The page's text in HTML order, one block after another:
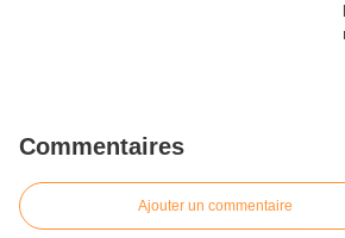
Commentaires
Ajouter un commentaire